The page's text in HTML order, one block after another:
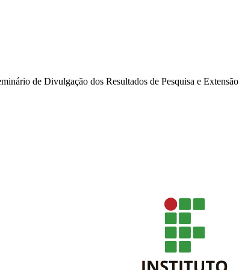
de Divulgação dos Resultados de Pesquisa e Extensão